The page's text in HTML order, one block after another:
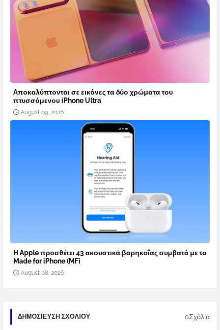
Aποκαλύπτονται σε εικόνες τα δύο χρώματα του
πτυσσόμενου iPhone Ultra
August 09, 2026
Η Apple προσθέτει 43 ακουστικά βαρηκοΐας συμβατά με το
Made for iPhone (MFi
August 08, 2026
ΔΗΜΟΣΊΕΥΣΗ ΣΧΟΛΊΟΥ 0Σχόλια